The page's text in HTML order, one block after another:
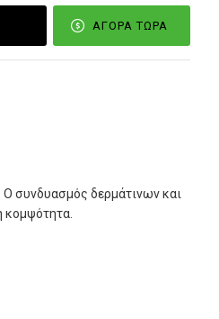
ΑΓΟΡΆ ΤΏΡΑ
Ο συνδυασμός δερμάτινων και
κομψότητα.